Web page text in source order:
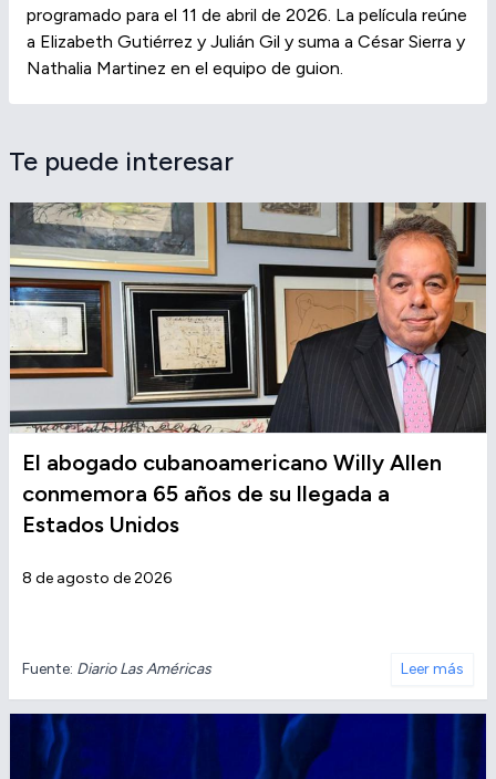
programado para el 11 de abril de 2026. La película reúne
a Elizabeth Gutiérrez y Julián Gil y suma a César Sierra y
Nathalia Martinez en el equipo de guion.
Te puede interesar
El abogado cubanoamericano Willy Allen
conmemora 65 años de su llegada a
Estados Unidos
8 de agosto de 2026
Fuente: Diario Las Américas Leer más